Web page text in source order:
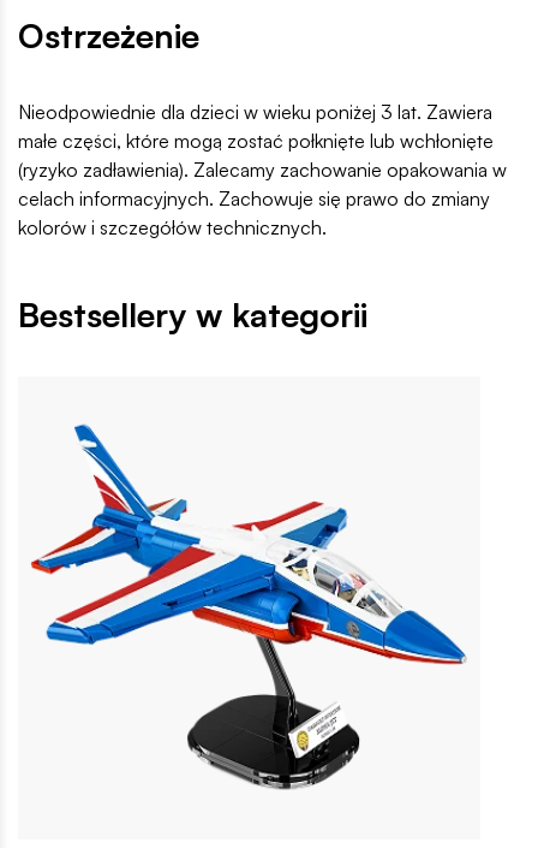
Ostrzeżenie
Nieodpowiednie dla dzieci w wieku poniżej 3 lat. Zawiera
małe części, które mogą zostać połknięte lub wchłonięte
(ryzyko zadławienia). Zalecamy zachowanie opakowania w
celach informacyjnych. Zachowuje się prawo do zmiany
kolorów i szczegółów technicznych.
Bestsellery w kategorii